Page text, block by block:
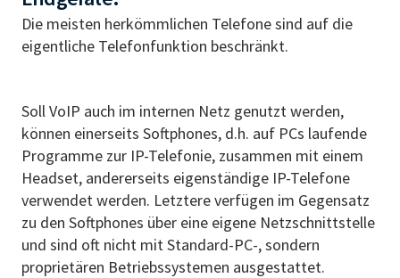
Die meisten herkömmlichen Telefone sind auf die
eigentliche Telefonfunktion beschränkt.
Soll VoIP auch im internen Netz genutzt werden,
können einerseits Softphones, d.h. auf PCs laufende
Programme zur IP-Telefonie, zusammen mit einem
Headset, andererseits eigenständige IP-Telefone
verwendet werden. Letztere verfügen im Gegensatz
zu den Softphones über eine eigene Netzschnittstelle
und sind oft nicht mit Standard-PC-, sondern
proprietären Betriebssystemen ausgestattet.